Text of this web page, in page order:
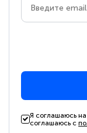
Я соглашаюсь
соглашаюсь с